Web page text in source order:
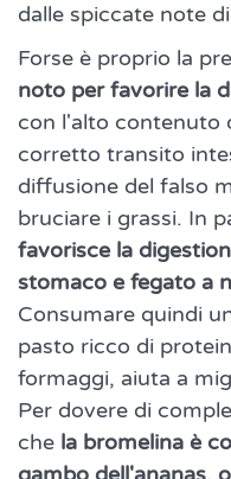
dalle spiccate note
Forse è proprio la
noto per favorire la
con l'alto contenuto
corretto transito
diffusione del falso
bruciare i grassi. In
favorisce la
stomaco e fegato a
Consumare quindi
pasto ricco di
formaggi, aiuta a
Per dovere di
che la bromelina è